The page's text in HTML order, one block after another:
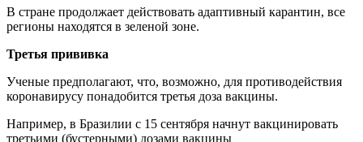
В стране продолжает действовать адаптивный карантин, все
регионы находятся в зеленой зоне.
Третья прививка
Ученые предполагают, что, возможно, для противодействия
коронавирусу понадобится третья доза вакцины.
Например, в Бразилии с 15 сентября начнут вакцинировать
третьими (бустерными) дозами вакцины